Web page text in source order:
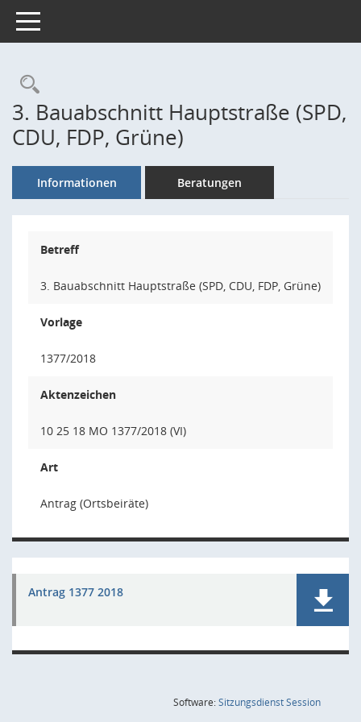
Toggle navigation
Rechercheauswahl
3. Bauabschnitt Hauptstraße (SPD,
CDU, FDP, Grüne)
Informationen Beratungen
Betreff
3. Bauabschnitt Hauptstraße (SPD, CDU, FDP, Grüne)
Vorlage
1377/2018
Aktenzeichen
10 25 18 MO 1377/2018 (VI)
Art
Antrag (Ortsbeiräte)
Antrag 1377 2018
Software:SitzungsdienstSession(Wird in